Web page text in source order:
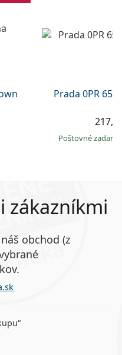
Prada 0PR
Poštovné
zákazníkmi
obchod (z